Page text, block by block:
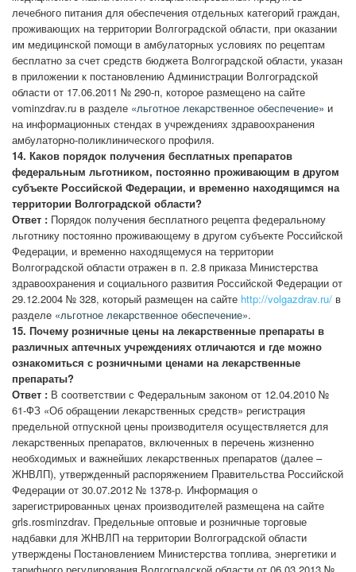
лечебного питания для обеспечения отдельных категорий граждан,
проживающих на территории Волгоградской области, при оказании
им медицинской помощи в амбулаторных условиях по рецептам
бесплатно за счет средств бюджета Волгоградской области, указан
в приложении к постановлению Администрации Волгоградской
области от 17.06.2011 № 290-п, которое размещено на сайте
vominzdrav.ru в разделе «льготное лекарственное обеспечение» и
на информационных стендах в учреждениях здравоохранения
амбулаторно-поликлинического профиля.
14. Каков порядок получения бесплатных препаратов
федеральным льготником, постоянно проживающим в другом
субъекте Российской Федерации, и временно находящимся на
территории Волгоградской области?
Ответ : Порядок получения бесплатного рецепта федеральному
льготнику постоянно проживающему в другом субъекте Российской
Федерации, и временно находящемуся на территории
Волгоградской области отражен в п. 2.8 приказа Министерства
здравоохранения и социального развития Российской Федерации от
29.12.2004 № 328, который размещен на сайте http://volgazdrav.ru/ в
разделе «льготное лекарственное обеспечение».
15. Почему розничные цены на лекарственные препараты в
различных аптечных учреждениях отличаются и где можно
ознакомиться с розничными ценами на лекарственные
препараты?
Ответ : В соответствии с Федеральным законом от 12.04.2010 №
61-ФЗ «Об обращении лекарственных средств» регистрация
предельной отпускной цены производителя осуществляется для
лекарственных препаратов, включенных в перечень жизненно
необходимых и важнейших лекарственных препаратов (далее –
ЖНВЛП), утвержденный распоряжением Правительства Российской
Федерации от 30.07.2012 № 1378-р. Информация о
зарегистрированных ценах производителей размещена на сайте
grls.rosminzdrav. Предельные оптовые и розничные торговые
надбавки для ЖНВЛП на территории Волгоградской области
утверждены Постановлением Министерства топлива, энергетики и